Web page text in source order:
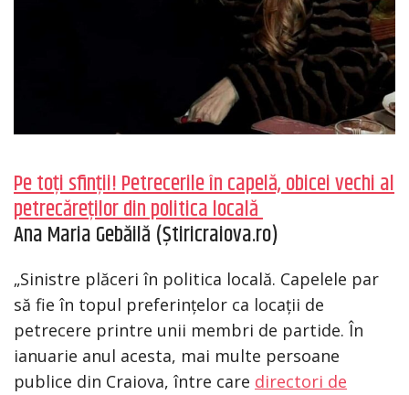
Pe toți sfinții! Petrecerile în capelă, obicei vechi al
petrecăreților din politica locală
Ana Maria Gebăilă (Știricraiova.ro)
„Sinistre plăceri în politica locală. Capelele par
să fie în topul preferințelor ca locații de
petrecere printre unii membri de partide. În
ianuarie anul acesta, mai multe persoane
publice din Craiova, între care directori de